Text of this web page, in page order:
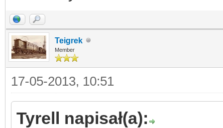
Teigrek
Member
17-05-2013, 10:51
Tyrell napisał(a):